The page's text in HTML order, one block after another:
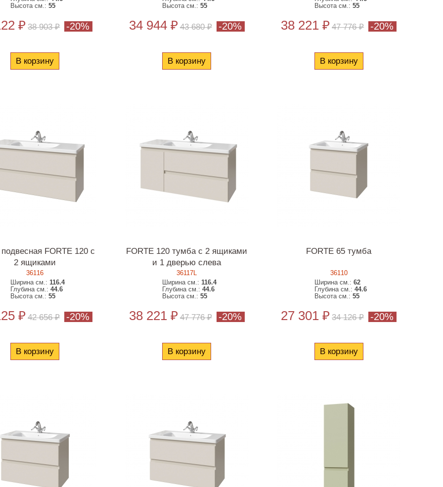
Высота см.: 55
₽ 38 903 ₽ -20%
В корзину
Высота см.:55
34 944 ₽ 43 680 ₽ -20%
В корзину
Высота см.: 55
38 221 ₽ 47 776 ₽ -20%
В корзину
FORTE 120 с
2 ящиками
36116
Ширина см.: 116.4
Глубина см.: 44.6
Высота см.: 55
₽ 42 656 ₽ -20%
В корзину
FORTE 120 тумба с 2 ящиками
и 1 дверью слева
36117L
Ширина см.:116.4
Глубина см.:44.6
Высота см.:55
38 221 ₽ 47 776 ₽ -20%
В корзину
FORTE 65 тумба
36110
Ширина см.: 62
Глубина см.: 44.6
Высота см.: 55
27 301 ₽ 34 126 ₽ -20%
В корзину